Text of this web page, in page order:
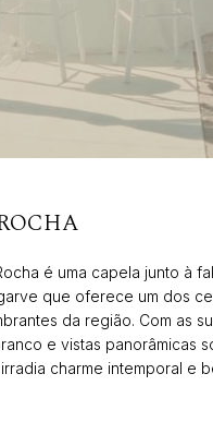
é uma capela junto à
que oferece um dos
da região. Com as
e vistas panorâmicas
charme intemporal e